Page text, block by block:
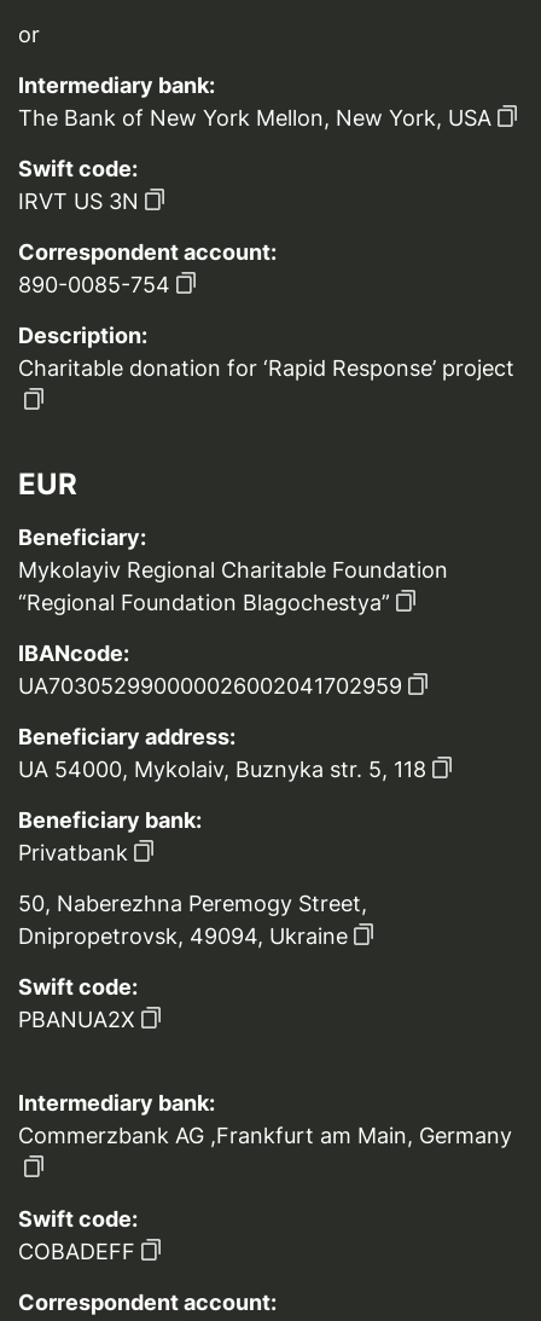
or
Intermediary bank:
The Bank of New York Mellon, New York, USA
Swift code:
IRVT US 3N
Correspondent account:
890-0085-754
Description:
Charitable donation for ‘Rapid Response’ project
EUR
Beneficiary:
Mykolayiv Regional Charitable Foundation
“Regional Foundation Blagochestya”
IBANcode:
UA703052990000026002041702959
Beneficiary address:
UA 54000, Mykolaiv, Buznyka str. 5, 118
Beneficiary bank:
Privatbank
50, Naberezhna Peremogy Street,
Dnipropetrovsk, 49094, Ukraine
Swift code:
PBANUA2X
Intermediary bank:
Commerzbank AG ,Frankfurt am Main, Germany
Swift code:
COBADEFF
Correspondent account: